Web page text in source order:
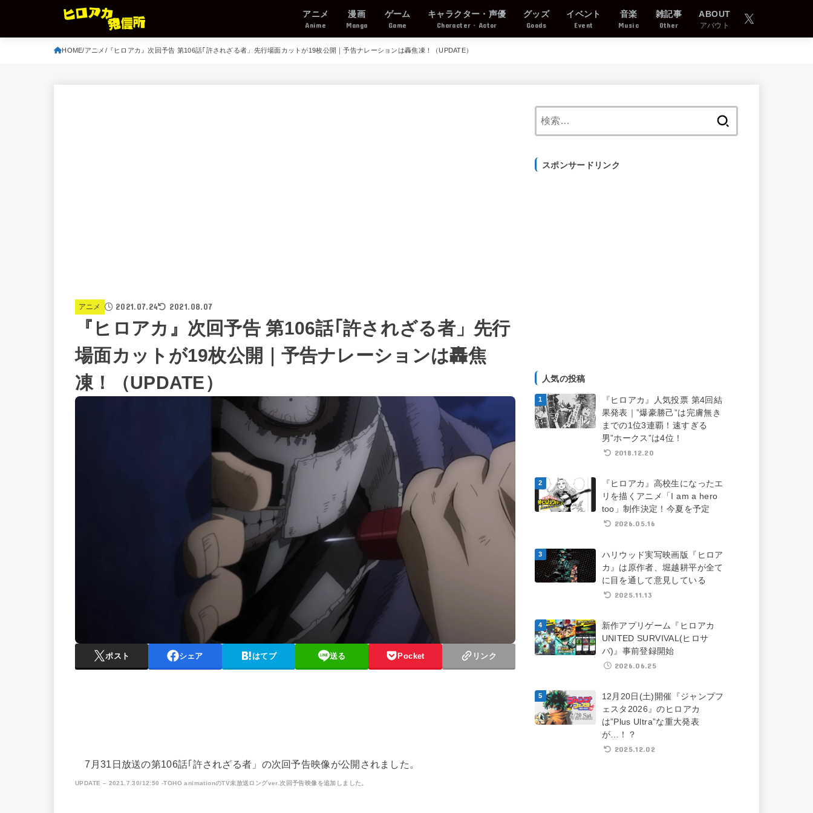
アニメ
Anime
漫画
Manga
ゲーム
Game
キャラクター・声優
Character・Actor
グッズ
Goods
イベント
Event
音楽
Music
雑記事
Other
ABOUT
アバウト
HOME アニメ 『ヒロアカ』次回予告 第106話｢許されざる者」先行場面カットが19枚公開｜予告ナレーションは轟焦凍！（UPDATE）
アニメ 2021.07.24 2021.08.07
『ヒロアカ』次回予告 第106話｢許されざる者」先行
場面カットが19枚公開｜予告ナレーションは轟焦
凍！（UPDATE）
ポスト シェア はてブ 送る Pocket リンク
7月31日放送の第106話｢許されざる者」の次回予告映像が公開されました。
UPDATE – 2021.7.30/12:50 -TOHO animationのTV未放送ロングver.次回予告映像を追加しました。
スポンサードリンク
人気の投稿
『ヒロアカ』人気投票 第4回結
果発表｜”爆豪勝己”は完膚無き
までの1位3連覇！速すぎる
男”ホークス”は4位！
2018.12.20
『ヒロアカ』高校生になったエ
リを描くアニメ「I am a hero
too」制作決定！今夏を予定
2026.05.16
ハリウッド実写映画版『ヒロア
カ』は原作者、堀越耕平が全て
に目を通して意見している
2025.11.13
新作アプリゲーム『ヒロアカ
UNITED SURVIVAL(ヒロサ
バ)』事前登録開始
2026.06.25
12月20日(土)開催『ジャンプフ
ェスタ2026』のヒロアカ
は”Plus Ultra”な重大発表
が…！？
2025.12.02